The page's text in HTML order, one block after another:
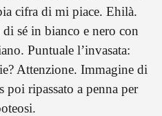
cifra di mi piace. Ehilà.
sé in bianco e nero con
Puntuale l’invasata:
Attenzione. Immagine di
poi ripassato a penna per